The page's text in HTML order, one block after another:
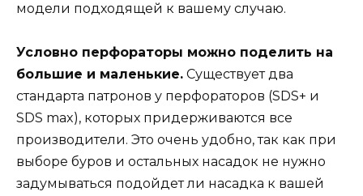
модели подходящей к вашему случаю.
Условно перфораторы можно поделить на
большие и маленькие. Существует два
стандарта патронов у перфораторов (SDS+ и
SDS max), которых придерживаются все
производители. Это очень удобно, так как при
выборе буров и остальных насадок не нужно
задумываться подойдет ли насадка к вашей